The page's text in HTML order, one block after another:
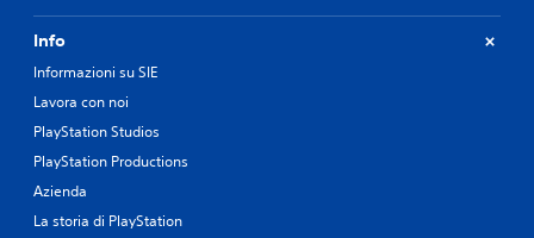
Info
Informazioni su SIE
Lavora con noi
PlayStation Studios
PlayStation Productions
Azienda
La storia di PlayStation